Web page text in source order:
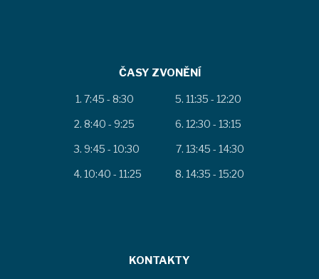
ČASY ZVONĚNÍ
7:45 - 8:30
8:40 - 9:25
9:45 - 10:30
10:40 - 11:25
11:35 - 12:20
12:30 - 13:15
13:45 - 14:30
14:35 - 15:20
KONTAKTY